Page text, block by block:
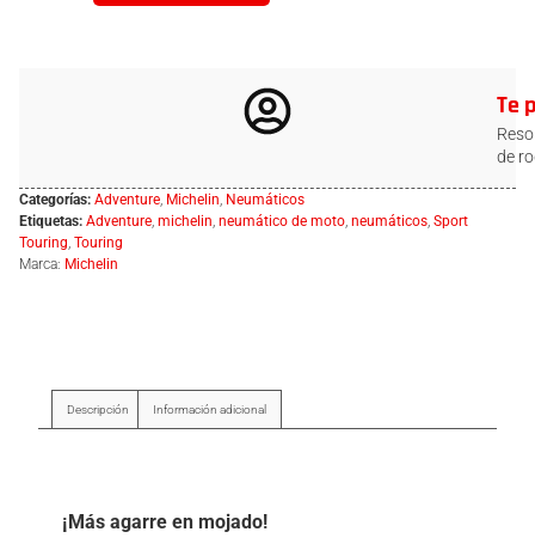
Te
de
Categorías: Adventure, Michelin, Neumáticos
Etiquetas: Adventure, michelin, neumático de moto, neumáticos, Sport
Touring, Touring
Marca: Michelin
Descripción Información adicional
¡Más agarre en mojado!